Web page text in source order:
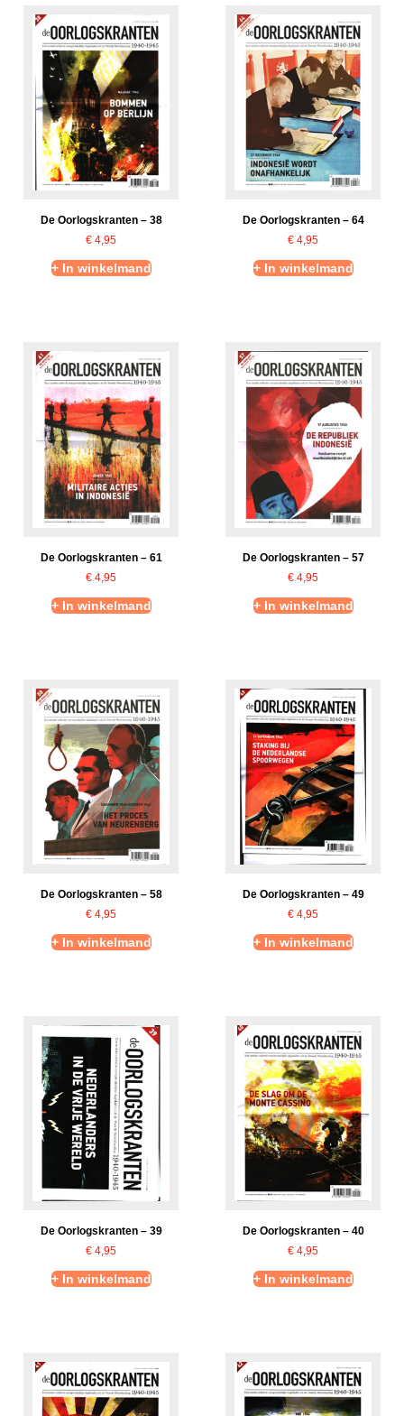
De Oorlogskranten – 38
€ 4,95
+ In winkelmand
De Oorlogskranten – 64
€ 4,95
+ In winkelmand
De Oorlogskranten – 61
€ 4,95
+ In winkelmand
De Oorlogskranten – 57
€ 4,95
+ In winkelmand
De Oorlogskranten – 58
€ 4,95
+ In winkelmand
De Oorlogskranten – 49
€ 4,95
+ In winkelmand
De Oorlogskranten – 39
€ 4,95
+ In winkelmand
De Oorlogskranten – 40
€ 4,95
+ In winkelmand